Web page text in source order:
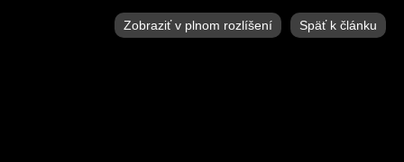
Zobraziť v plnom rozlíšení Späť k článku